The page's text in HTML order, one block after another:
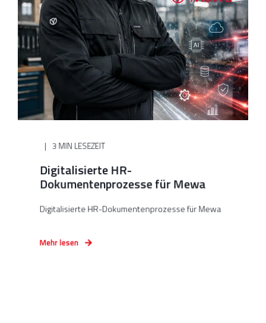
3 MIN LESEZEIT
Digitalisierte HR-
Dokumentenprozesse für Mewa
Digitalisierte HR-Dokumentenprozesse für Mewa
Mehr lesen